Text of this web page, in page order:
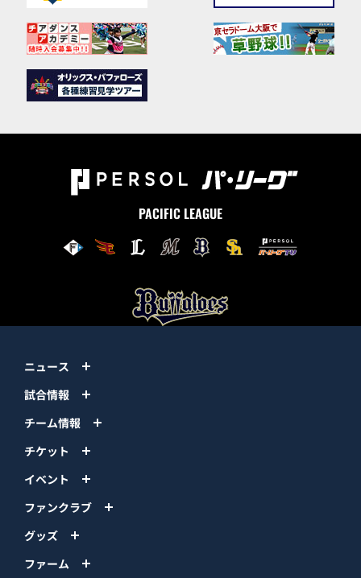
PACIFIC LEAGUE
ニュース
試合情報
チーム情報
チケット
イベント
ファンクラブ
グッズ
ファーム